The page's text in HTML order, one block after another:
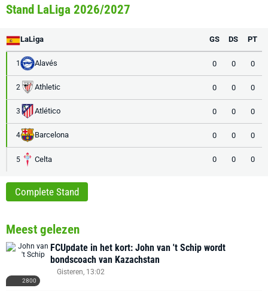
Stand LaLiga 2026/2027
LaLiga GS DS PT
1 Alavés 0 0 0
2 Athletic 0 0 0
3 Atlético 0 0 0
4 Barcelona 0 0 0
5 Celta 0 0 0
Complete Stand
Meest gelezen
2800
FCUpdate in het kort: John van 't Schip wordt
bondscoach van Kazachstan
Gisteren, 13:02